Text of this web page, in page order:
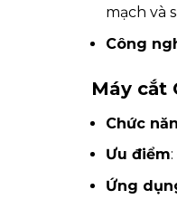
mạch và
Công
Máy cắt
Chức
Ưu điểm
Ứng